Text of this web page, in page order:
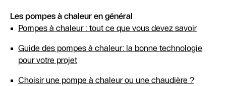
Les pompes à chaleur en général
Pompes à chaleur : tout ce que vous devez savoir
Guide des pompes à chaleur: la bonne technologie
pour votre projet
Choisir une pompe à chaleur ou une chaudière ?